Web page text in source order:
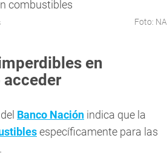
Foto: NA
en
Banco Nación indica que la
específicamente para las
.